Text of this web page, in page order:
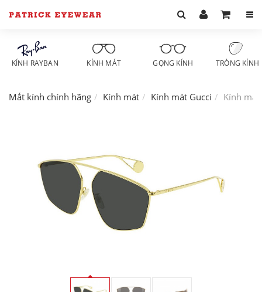
KÍNH RAYBAN KÍNH MÁT GỌNG KÍNH TRÒNG KÍNH
Mắt kính chính hãng Kính mát Kính mát Gucci Kính mát